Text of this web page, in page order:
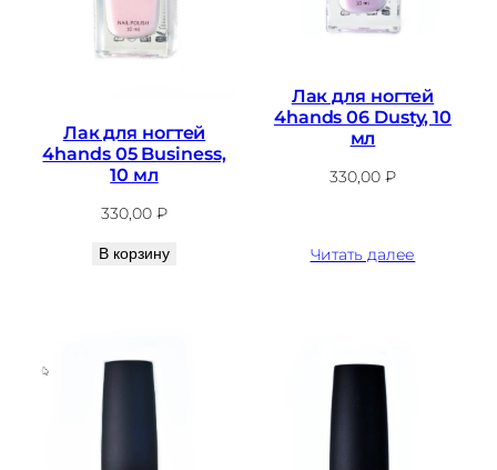
Лак для ногтей
4hands 05 Business,
10 мл
330,00 ₽
В корзину
Лак для ногтей
4hands 06 Dusty, 10
мл
330,00 ₽
Читать далее